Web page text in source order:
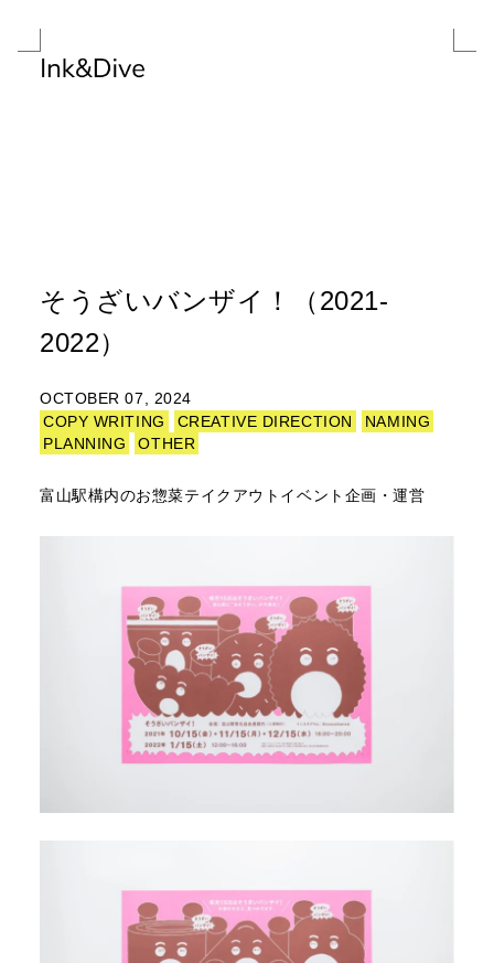
そうざいバンザイ！（2021-
2022）
OCTOBER 07, 2024
COPY WRITING
CREATIVE DIRECTION
NAMING
PLANNING
OTHER
富山駅構内のお惣菜テイクアウトイベント企画・運営